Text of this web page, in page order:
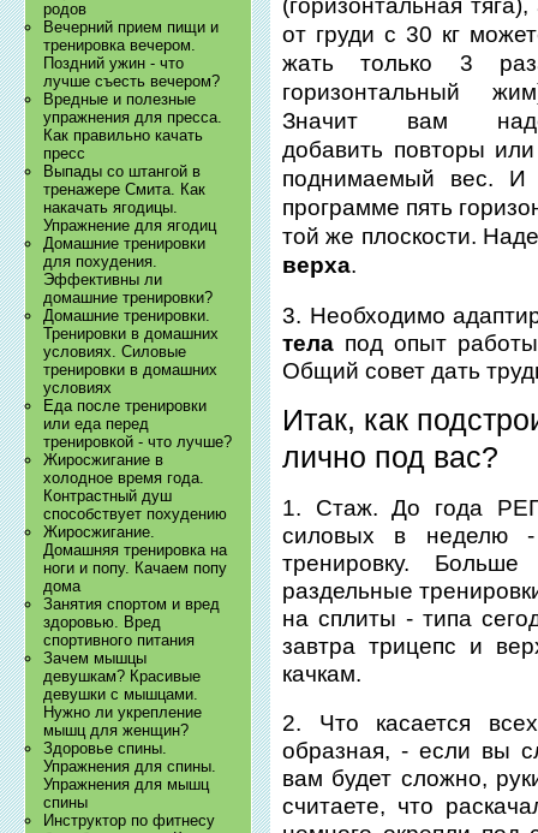
родов
Вечерний прием пищи и
тренировка вечером.
Поздний ужин - что
лучше съесть вечером?
Вредные и полезные
упражнения для пресса.
Как правильно качать
пресс
Выпады со штангой в
тренажере Смита. Как
накачать ягодицы.
Упражнение для ягодиц
Домашние тренировки
для похудения.
Эффективны ли
домашние тренировки?
Домашние тренировки.
Тренировки в домашних
условиях. Силовые
тренировки в домашних
условиях
Еда после тренировки
или еда перед
тренировкой - что лучше?
Жиросжигание в
холодное время года.
Контрастный душ
способствует похудению
Жиросжигание.
Домашняя тренировка на
ноги и попу. Качаем попу
дома
Занятия спортом и вред
здоровью. Вред
спортивного питания
Зачем мышцы
девушкам? Красивые
девушки с мышцами.
Нужно ли укрепление
мышц для женщин?
Здоровье спины.
Упражнения для спины.
Упражнения для мышц
спины
Инструктор по фитнесу
(горизонтальная тяга),
от груди с 30 кг
жать только 3
горизонтальный
Значит вам
добавить повторы
поднимаемый вес. И
программе пять
той же плоскости.
верха.
3. Необходимо
тела под опыт
Общий совет дать
Итак, как
лично под вас?
1. Стаж. До года
силовых в неделю
тренировку.
раздельные
на сплиты - типа
завтра трицепс и
качкам.
2. Что касается
образная, - если вы
вам будет сложно,
считаете, что